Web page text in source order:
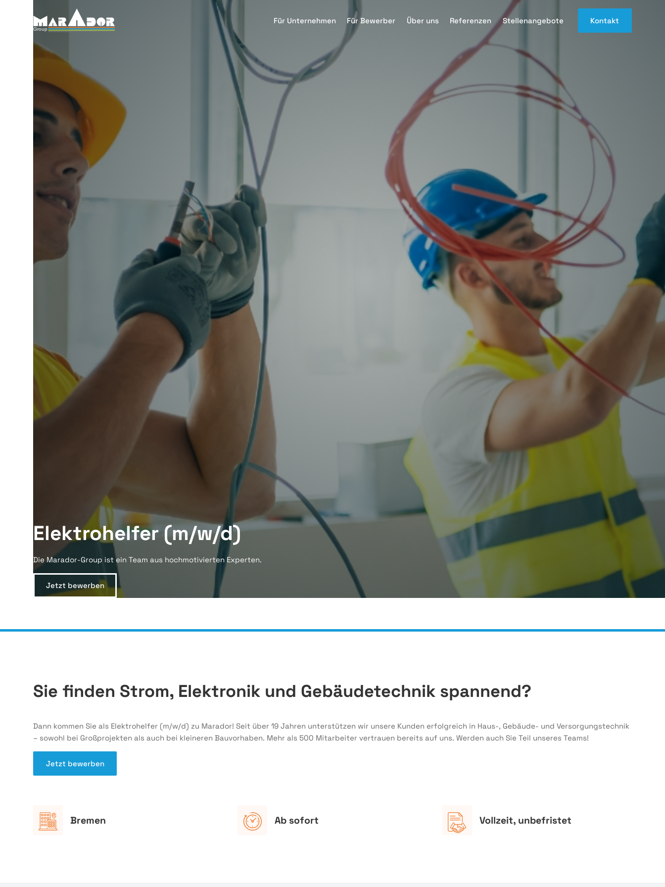
Für Unternehmen Für Bewerber Über uns Referenzen Stellenangebote Kontakt
Elektrohelfer (m/w/d)
Die Marador-Group ist ein Team aus hochmotivierten Experten.
Jetzt bewerben
Sie finden Strom, Elektronik und Gebäudetechnik spannend?
Dann kommen Sie als Elektrohelfer (m/w/d) zu Marador! Seit über 19 Jahren unterstützen wir unsere Kunden erfolgreich in Haus-, Gebäude- und Versorgungstechnik
– sowohl bei Großprojekten als auch bei kleineren Bauvorhaben. Mehr als 500 Mitarbeiter vertrauen bereits auf uns. Werden auch Sie Teil unseres Teams!
Jetzt bewerben
Bremen Ab sofort Vollzeit, unbefristet